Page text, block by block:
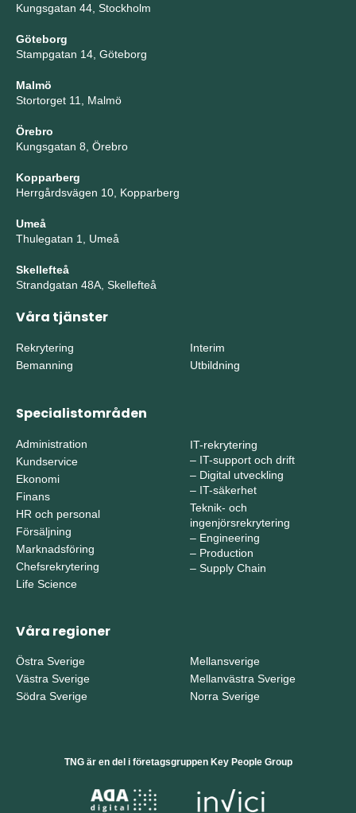
Kungsgatan 44, Stockholm
Göteborg
Stampgatan 14, Göteborg
Malmö
Stortorget 11, Malmö
Örebro
Kungsgatan 8, Örebro
Kopparberg
Herrgårdsvägen 10, Kopparberg
Umeå
Thulegatan 1, Umeå
Skellefteå
Strandgatan 48A, Skellefteå
Våra tjänster
Rekrytering
Bemanning
Interim
Utbildning
Specialistområden
Administration
Kundservice
Ekonomi
Finans
HR och personal
Försäljning
Marknadsföring
Chefsrekrytering
Life Science
IT-rekrytering
– IT-support och drift
– Digital utveckling
– IT-säkerhet
Teknik- och
ingenjörsrekrytering
– Engineering
– Production
– Supply Chain
Våra regioner
Östra Sverige
Västra Sverige
Södra Sverige
Mellansverige
Mellanvästra Sverige
Norra Sverige
TNG är en del i företagsgruppen Key People Group